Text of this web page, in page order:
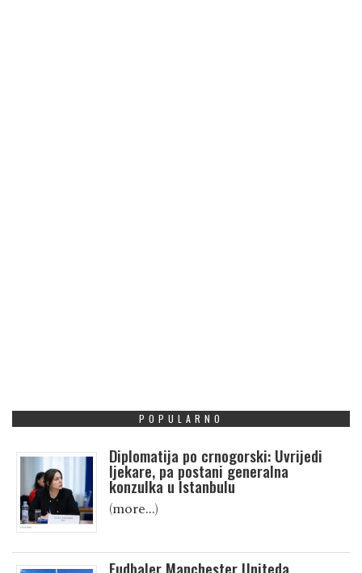
POPULARNO
Diplomatija po crnogorski: Uvrijedi
ljekare, pa postani generalna
konzulka u Istanbulu
(more…)
Fudbaler Manchester Uniteda